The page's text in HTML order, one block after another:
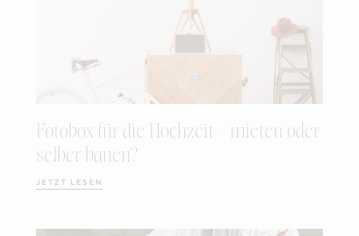
Fotobox für die Hochzeit – mieten oder
selber bauen?
JETZT LESEN